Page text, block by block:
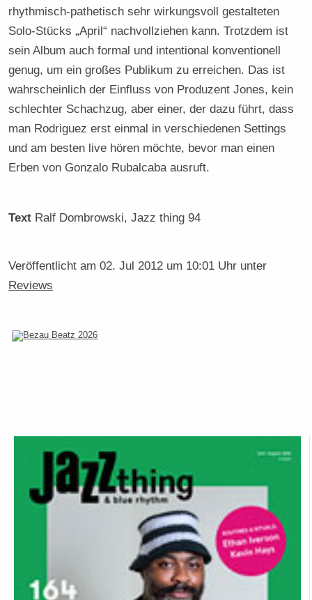
rhythmisch-pathetisch sehr wirkungsvoll gestalteten
Solo-Stücks „April“ nachvollziehen kann. Trotzdem ist
sein Album auch formal und intentional konventionell
genug, um ein großes Publikum zu erreichen. Das ist
wahrscheinlich der Einfluss von Produzent Jones, kein
schlechter Schachzug, aber einer, der dazu führt, dass
man Rodriguez erst einmal in verschiedenen Settings
und am besten live hören möchte, bevor man einen
Erben von Gonzalo Rubalcaba ausruft.
Text Ralf Dombrowski, Jazz thing 94
Veröffentlicht am02. Jul 2012 um 10:01 Uhr unter
Reviews